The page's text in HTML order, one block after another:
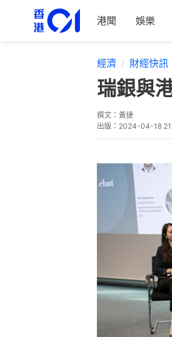
港聞 娛樂
經濟 財經快訊
瑞銀與
撰文： 黃捷
出版： 2024-04-18